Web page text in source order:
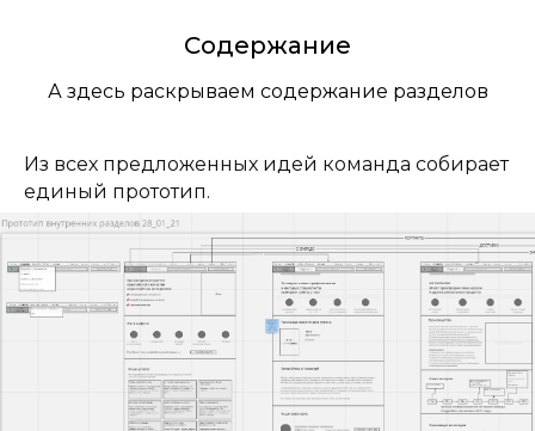
Содержание
А здесь раскрываем содержание разделов
Из всех предложенных идей команда собирает
единый прототип.